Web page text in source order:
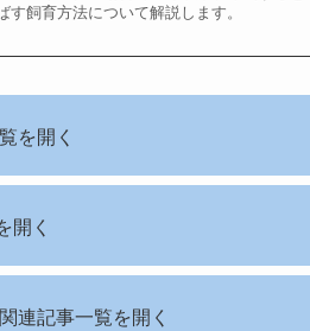
飼育方法について解説します。
を開く
開く
連記事一覧を開く